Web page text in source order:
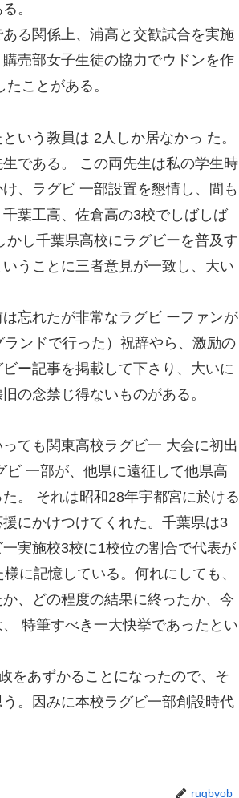
。
る関係上、浦高と交歓試合を実施
売部女子生徒の協力でウドンを作
ことがある。
いう教員は 2人しか居なかっ た。
である。 この両先生は私の学生時
、ラグビ 一部設置を懇情し、間も
葉工高、佐倉高の3校でしばしば
し千葉県高校にラグビーを普及す
うことに三者意見が一致し、大い
忘れたが非常なラグビ ーファンが
ンドで行った）祝辞やら、激励の
ー記事を掲載して下さり、大いに
の念禁じ得ないものがある。
ても関東高校ラグビ一 大会に初出
一部が、他県に遠征して他県高
。 それは昭和28年宇都宮に於ける
にかけつけてくれた。千葉県は3
実施校3校に1校位の割合で代表が
に記憶している。何れにしても、
、どの程度の結果に終ったか、今
特筆すべき一大快挙であったとい
をあずかることになったので、そ
。因みに本校ラグビ一部創設時代
rugbyob